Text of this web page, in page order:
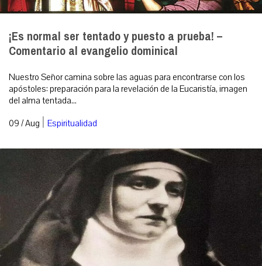
¡Es normal ser tentado y puesto a prueba! –
Comentario al evangelio dominical
Nuestro Señor camina sobre las aguas para encontrarse con los
apóstoles: preparación para la revelación de la Eucaristía, imagen
del alma tentada...
09 / Aug | Espiritualidad